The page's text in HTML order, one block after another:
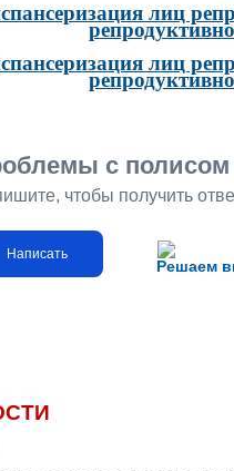
лиц
лиц
Решаем
с
чтобы получить
Написать